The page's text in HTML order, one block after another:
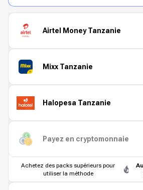
Airtel Money Tanzanie
Mixx Tanzanie
Halopesa Tanzanie
Payez en cryptomonnaie
Achetez des packs supérieurs pour
utiliser la méthode